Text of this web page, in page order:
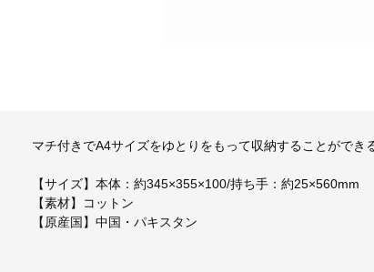
マチ付きでA4サイズをゆとりをもって収納することができ
【サイズ】本体：約345×355×100/持ち手：約25×560mm
【素材】コットン
【原産国】中国・パキスタン